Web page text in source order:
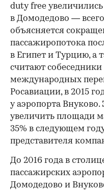
duty free
в Домодедово — всего
объясняется
пассажиропотока
в Египет и Турцию, а
считают
международных
Росавиации, в 2015
у аэропорта Внуково.
увеличить площади
35% в следующем
представителя
До 2016 года в
пассажирских
Домодедово и